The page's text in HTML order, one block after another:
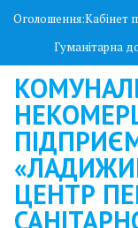
SkipОголошення:
Як замовити
Гуманітарна
ЦЕНТР